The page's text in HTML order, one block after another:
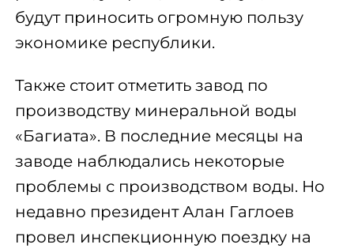
будут приносить огромную пользу
экономике республики.
Также стоит отметить завод по
производству минеральной воды
«Багиата». В последние месяцы на
заводе наблюдались некоторые
проблемы с производством воды. Но
недавно президент Алан Гаглоев
провел инспекционную поездку на